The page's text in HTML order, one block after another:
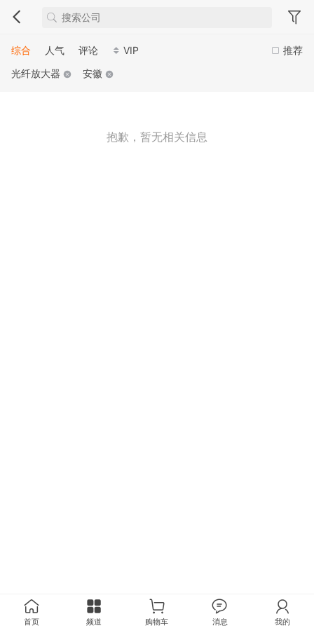
推荐
综合 人气 评论
VIP
光纤放大器
安徽
抱歉，暂无相关信息
首页 频道 购物车 消息 我的